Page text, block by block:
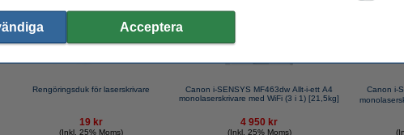
Rengöringsduk för laserskrivare
19 kr
(Inkl. 25% Moms)
Canon i-SENSYS MF463dw Allt-i-ett A4
monolaserskrivare med WiFi (3 i 1) [21,5kg]
4 950 kr
(Inkl. 25% Moms)
Canon i-
Acceptera